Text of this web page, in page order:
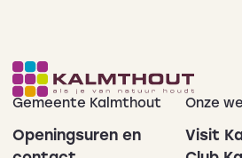
Gemeente Kalmthout
Openingsuren en
Onze
Visit